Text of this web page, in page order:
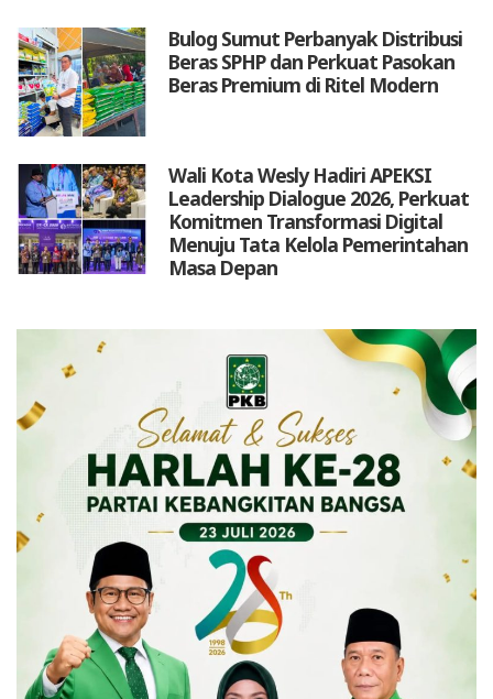
Bulog Sumut Perbanyak Distribusi
Beras SPHP dan Perkuat Pasokan
Beras Premium di Ritel Modern
Wali Kota Wesly Hadiri APEKSI
Leadership Dialogue 2026, Perkuat
Komitmen Transformasi Digital
Menuju Tata Kelola Pemerintahan
Masa Depan